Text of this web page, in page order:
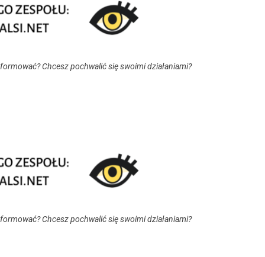
Chcesz pochwalić się swoimi działaniami?
Chcesz pochwalić się swoimi działaniami?